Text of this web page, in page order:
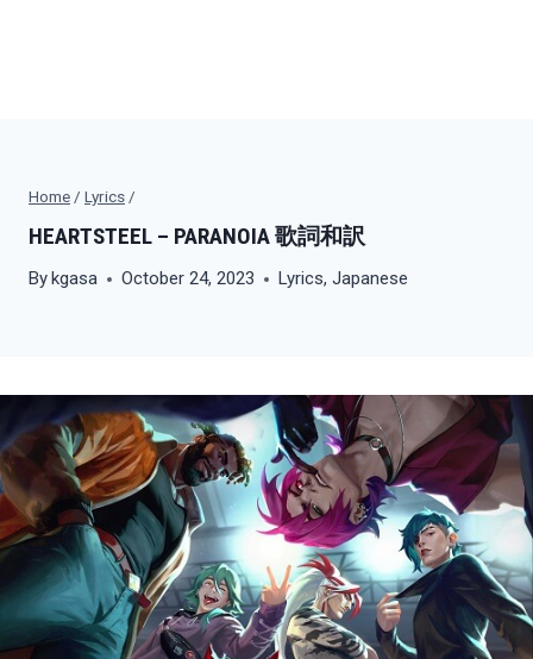
Home / Lyrics /
HEARTSTEEL – PARANOIA 歌詞和訳
Bykgasa October 24, 2023 Lyrics,Japanese